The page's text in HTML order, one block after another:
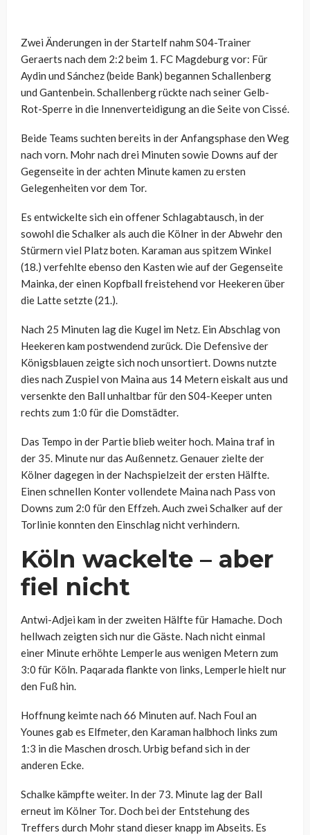
Zwei Änderungen in der Startelf nahm S04-Trainer
Geraerts nach dem 2:2 beim 1. FC Magdeburg vor: Für
Aydin und Sánchez (beide Bank) begannen Schallenberg
und Gantenbein. Schallenberg rückte nach seiner Gelb-
Rot-Sperre in die Innenverteidigung an die Seite von Cissé.
Beide Teams suchten bereits in der Anfangsphase den Weg
nach vorn. Mohr nach drei Minuten sowie Downs auf der
Gegenseite in der achten Minute kamen zu ersten
Gelegenheiten vor dem Tor.
Es entwickelte sich ein offener Schlagabtausch, in der
sowohl die Schalker als auch die Kölner in der Abwehr den
Stürmern viel Platz boten. Karaman aus spitzem Winkel
(18.) verfehlte ebenso den Kasten wie auf der Gegenseite
Mainka, der einen Kopfball freistehend vor Heekeren über
die Latte setzte (21.).
Nach 25 Minuten lag die Kugel im Netz. Ein Abschlag von
Heekeren kam postwendend zurück. Die Defensive der
Königsblauen zeigte sich noch unsortiert. Downs nutzte
dies nach Zuspiel von Maina aus 14 Metern eiskalt aus und
versenkte den Ball unhaltbar für den S04-Keeper unten
rechts zum 1:0 für die Domstädter.
Das Tempo in der Partie blieb weiter hoch. Maina traf in
der 35. Minute nur das Außennetz. Genauer zielte der
Kölner dagegen in der Nachspielzeit der ersten Hälfte.
Einen schnellen Konter vollendete Maina nach Pass von
Downs zum 2:0 für den Effzeh. Auch zwei Schalker auf der
Torlinie konnten den Einschlag nicht verhindern.
Köln wackelte – aber
fiel nicht
Antwi-Adjei kam in der zweiten Hälfte für Hamache. Doch
hellwach zeigten sich nur die Gäste. Nach nicht einmal
einer Minute erhöhte Lemperle aus wenigen Metern zum
3:0 für Köln. Paqarada flankte von links, Lemperle hielt nur
den Fuß hin.
Hoffnung keimte nach 66 Minuten auf. Nach Foul an
Younes gab es Elfmeter, den Karaman halbhoch links zum
1:3 in die Maschen drosch. Urbig befand sich in der
anderen Ecke.
Schalke kämpfte weiter. In der 73. Minute lag der Ball
erneut im Kölner Tor. Doch bei der Entstehung des
Treffers durch Mohr stand dieser knapp im Abseits. Es